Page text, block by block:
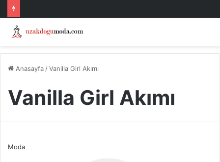
Anasayfa /Vanilla Girl Akımı
Vanilla Girl Akımı
Moda